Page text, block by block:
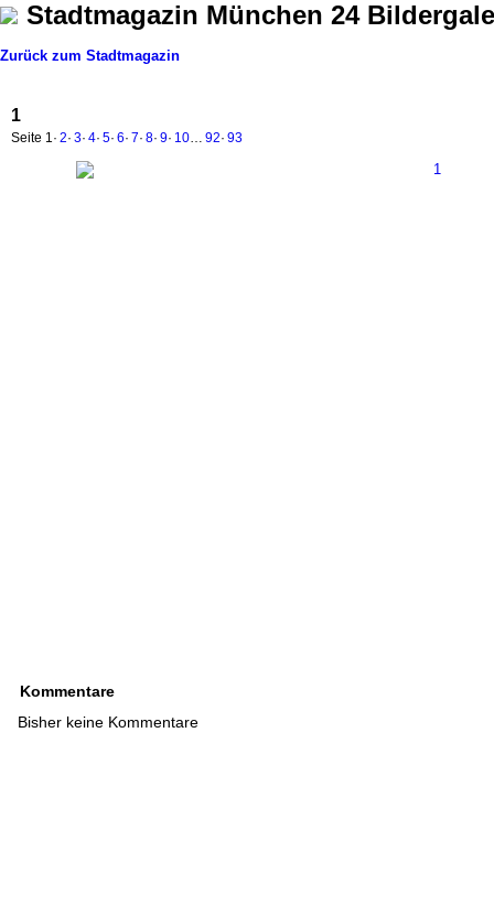
Stadtmagazin München 24
Zurück zum Stadtmagazin
1
Seite 1 · 2· 3· 4· 5· 6· 7· 8· 9· 10 92· 93
Kommentare
Bisher keine Kommentare